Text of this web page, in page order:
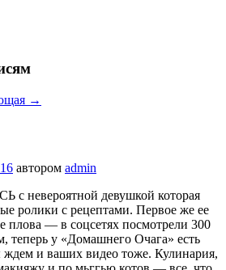
→
автором admin
девушкой которая
ролики с рецепта­ми. Первое же ее
плова — в соц­сетях посмотрели 300
теперь у «Домашнего Очага» есть
ждем и ваших видео тоже. Кулинария,